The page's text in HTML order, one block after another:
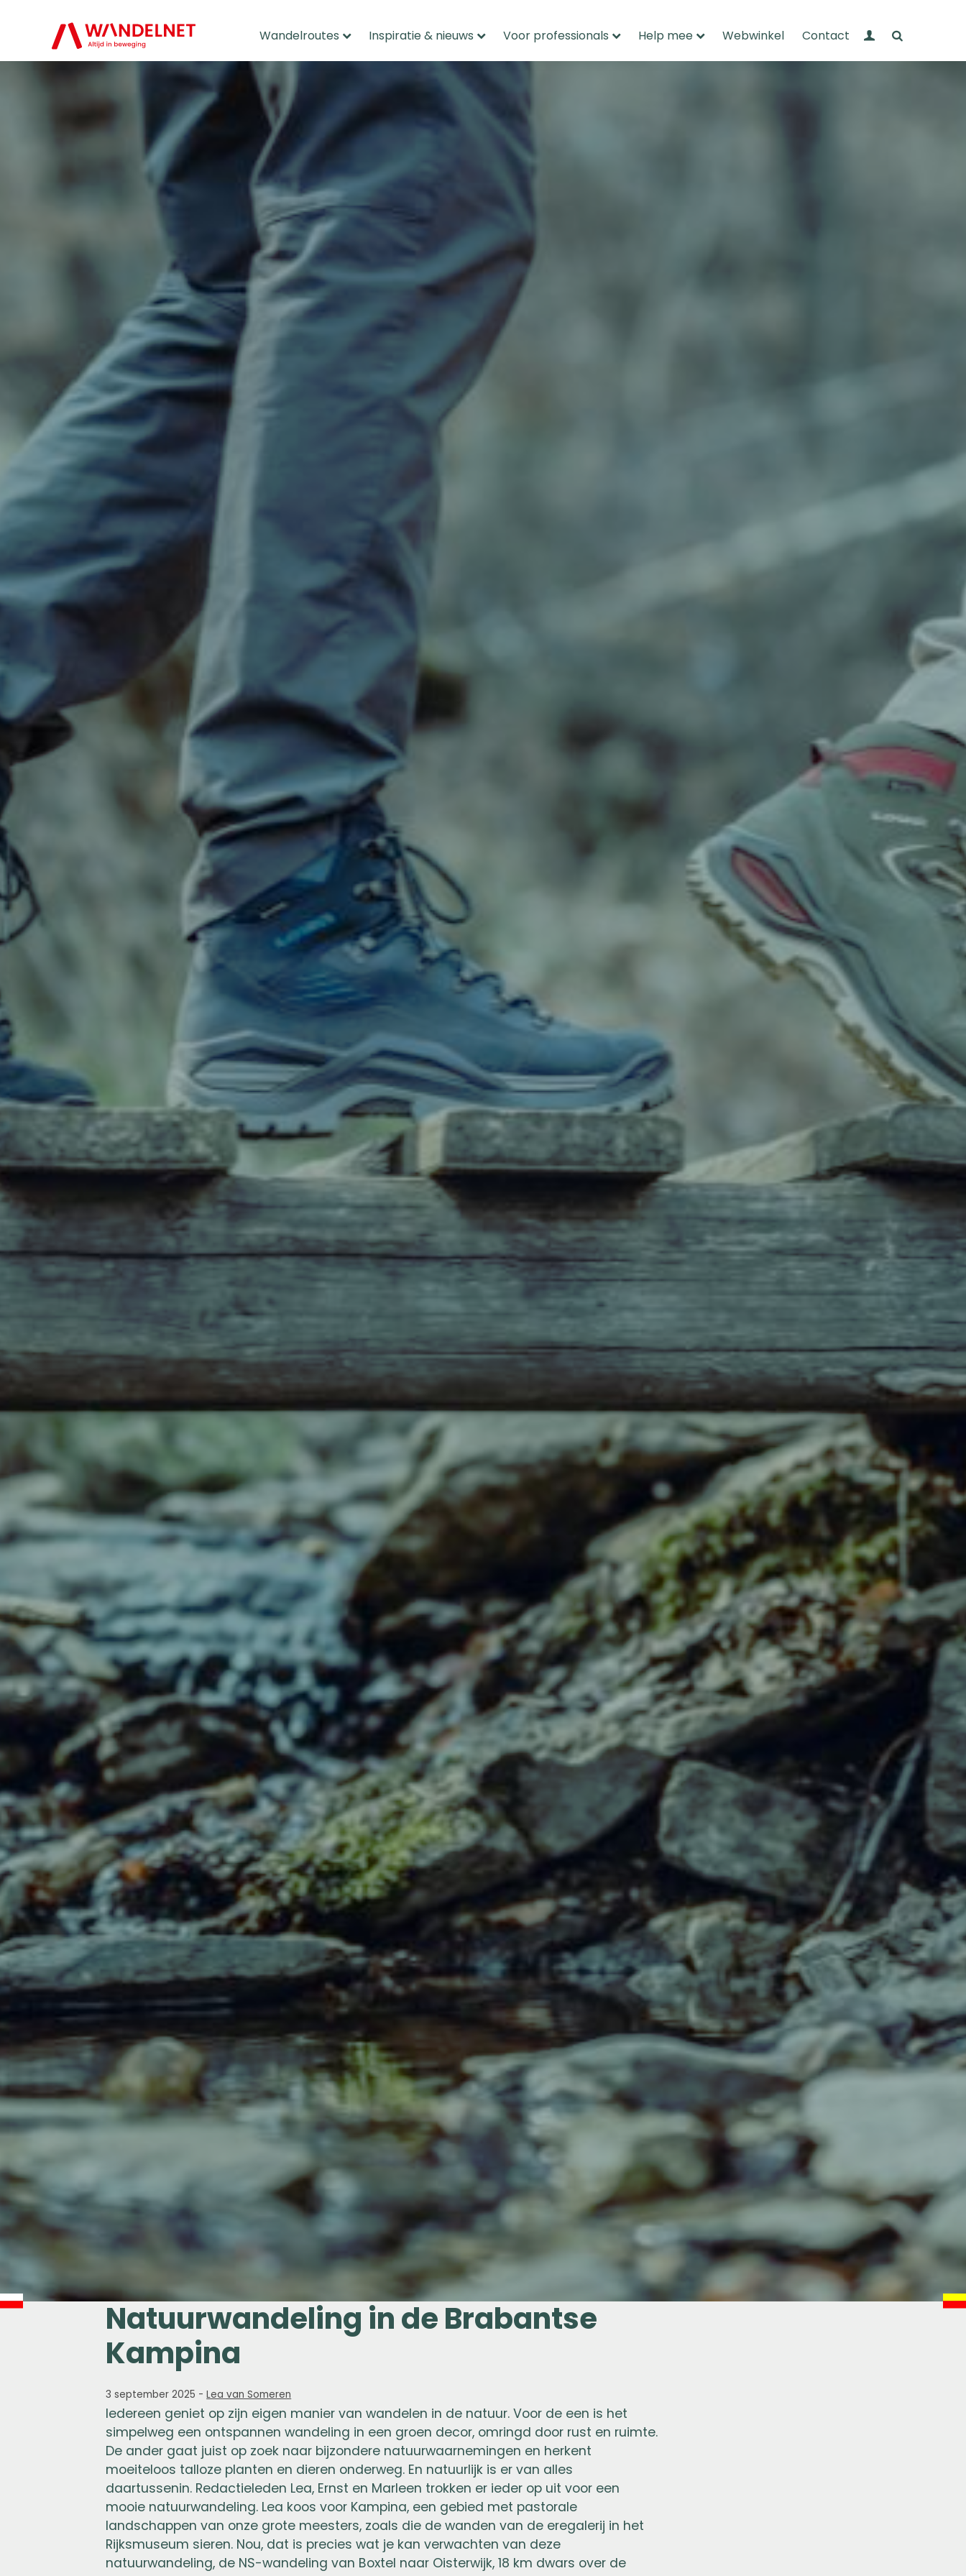
Wandelroutes Inspiratie & nieuws Voor professionals Help mee Webwinkel Contact Mijn Wandelnet
Natuurwandeling in de Brabantse
Kampina
3 september 2025 -Lea van Someren
Iedereen geniet op zijn eigen manier van wandelen in de natuur. Voor de een is het
simpelweg een ontspannen wandeling in een groen decor, omringd door rust en ruimte.
De ander gaat juist op zoek naar bijzondere natuurwaarnemingen en herkent
moeiteloos talloze planten en dieren onderweg. En natuurlijk is er van alles
daartussenin. Redactieleden Lea, Ernst en Marleen trokken er ieder op uit voor een
mooie natuurwandeling. Lea koos voor Kampina, een gebied met pastorale
landschappen van onze grote meesters, zoals die de wanden van de eregalerij in het
Rijksmuseum sieren. Nou, dat is precies wat je kan verwachten van deze
natuurwandeling, de NS-wandeling van Boxtel naar Oisterwijk, 18 km dwars over de